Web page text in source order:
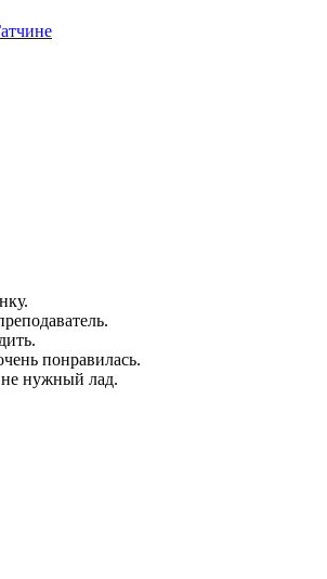
понравилась.
нужный лад.